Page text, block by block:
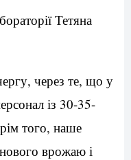
Тетяна
через те, що у
із 30-35-
того, наше
врожаю і